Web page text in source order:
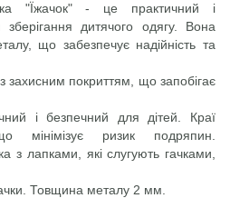
"Їжачок" - це практичний і
зберігання дитячого одягу. Вона
що забезпечує надійність та
захисним покриттям, що запобігає
і безпечний для дітей. Краї
мінімізує ризик подряпин.
з лапками, які слугують гачками,
Товщина металу 2 мм.